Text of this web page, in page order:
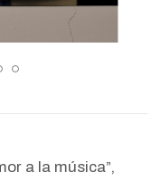
a la música”,